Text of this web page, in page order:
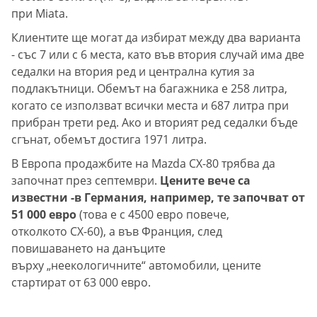
при Miata.
Клиентите ще могат да избират между два варианта
- със 7 или с 6 места, като във втория случай има две
седалки на втория ред и централна кутия за
подлакътници. Обемът на багажника е 258 литра,
когато се използват всички места и 687 литра при
прибран трети ред. Ако и вторият ред седалки бъде
сгънат, обемът достига 1971 литра.
В Европа продажбите на Mazda CX-80 трябва да
започнат през септември. Цените вече са
известни -в Германия, например, те започват от
51 000 евро(това е с 4500 евро повече,
отколкото CX-60), а във Франция, след
повишаването на данъците
върху „неекологичните“ автомобили, цените
стартират от 63 000 евро.